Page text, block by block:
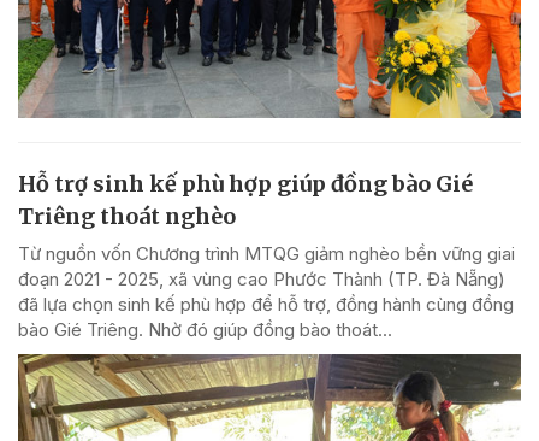
Hỗ trợ sinh kế phù hợp giúp đồng bào Gié
Triêng thoát nghèo
Từ nguồn vốn Chương trình MTQG giảm nghèo bền vững giai
đoạn 2021 - 2025, xã vùng cao Phước Thành (TP. Đà Nẵng)
đã lựa chọn sinh kế phù hợp để hỗ trợ, đồng hành cùng đồng
bào Gié Triêng. Nhờ đó giúp đồng bào thoát...